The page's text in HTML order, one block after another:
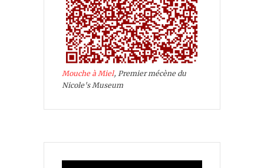
Mouche à Miel, Premier mécène du
Nicole's Museum